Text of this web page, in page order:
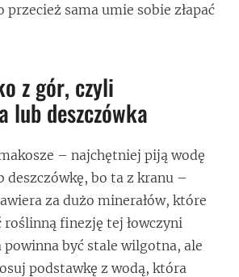
sama umie sobie złapać
z gór, czyli
lub deszczówka
– najchętniej piją wodę
deszczówkę, bo ta z kranu –
za dużo minerałów, które
roślinną finezję tej łowczyni
powinna być stale wilgotna, ale
podstawkę z wodą, która